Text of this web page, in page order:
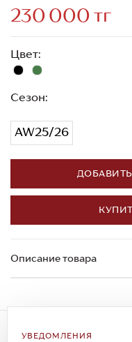
230 000 тг
Цвет:
Сезон:
AW25/26
Описание товара
УВЕДОМЛЕНИЯ
Подписаться на